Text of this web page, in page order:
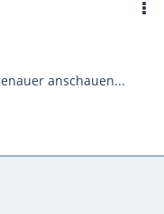
anschauen...